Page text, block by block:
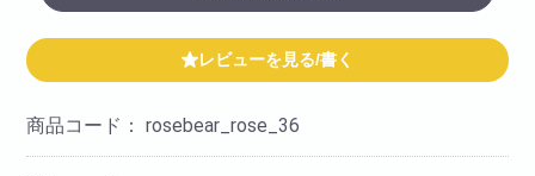
レビューを見る/書く
商品コード：rosebear_rose_36